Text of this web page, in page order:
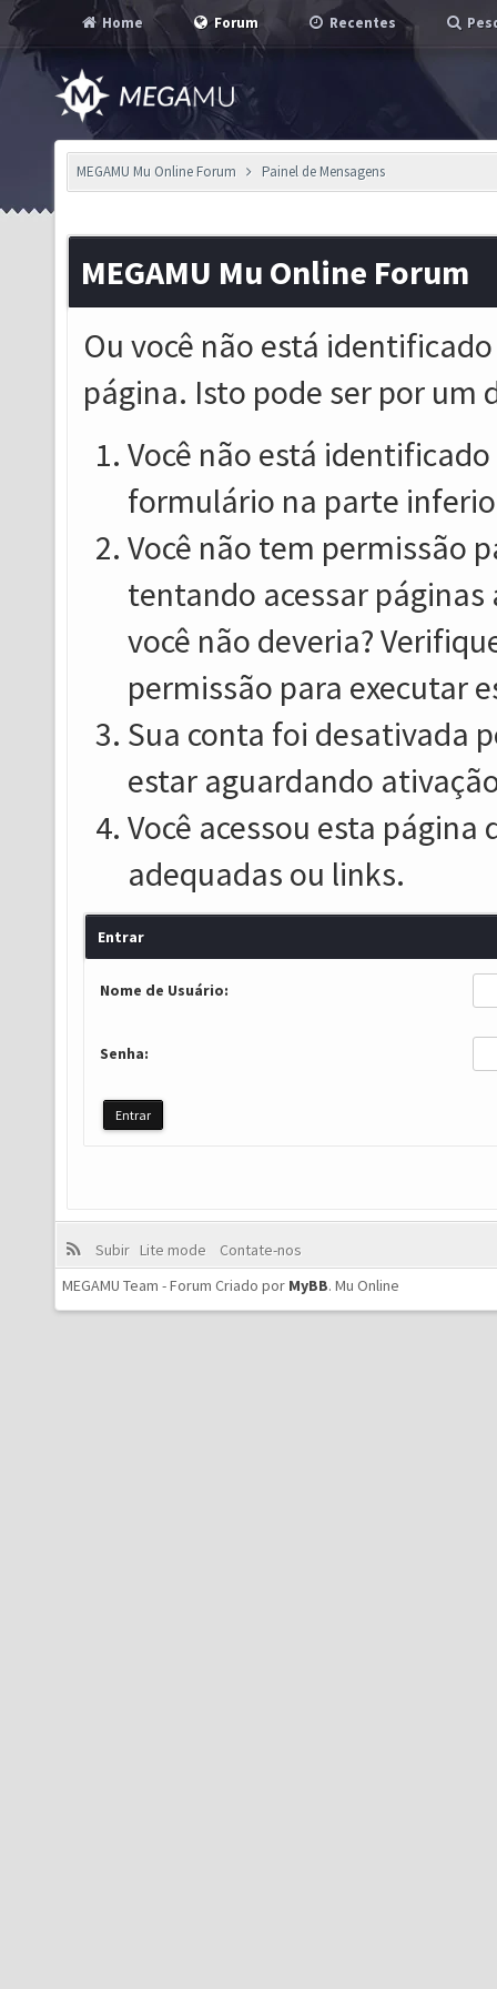
Home Forum Recentes
MEGAMU Mu Online Forum Painel de Mensagens
MEGAMU Mu Online Forum
Ou você não está
página. Isto pode ser por um
Você não está
formulário na parte
Você não tem permissão
tentando acessar
você não deveria?
permissão para executar
Sua conta foi desativada
estar aguardando
Você acessou esta
adequadas ou links.
Entrar
Nome de Usuário:
Senha:
Subir Lite mode
Contate-nos
MEGAMU Team - Forum Criado por MyBB. Mu Online